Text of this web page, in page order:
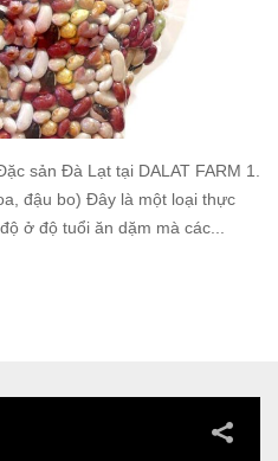
sản Đà Lạt tại DALAT FARM 1.
đậu bo) Đây là một loại thực
ở độ tuổi ăn dặm mà các...